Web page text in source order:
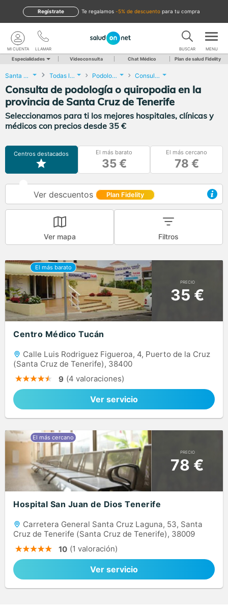
te regalamos -5% de descuento para tu compra
Regístrate
LLAMAR
MI CUENTA BUSCAR MENU
Especialidades Videoconsulta Chat Médico Plan de salud Fidelity
Santa Cruz de Tenerife Todas las localidades Podología Consulta de podología o quiropodia
Consulta de podología o quiropodia en la
provincia de Santa Cruz de Tenerife
Seleccionamos para ti los mejores hospitales, clínicas y
médicos con precios desde 35 €
Centros destacados El más barato
35 €
El más cercano
78 €
Ver descuentos Plan Fidelity
Ver mapa Filtros
PRECIO
35 €
Centro Médico Tucán
Calle Luis Rodriguez Figueroa, 4, Puerto de la Cruz
(Santa Cruz de Tenerife), 38400
9 (4 valoraciones)
Ver servicio
PRECIO
78 €
Hospital San Juan de Dios Tenerife
Carretera General Santa Cruz Laguna, 53, Santa
Cruz de Tenerife (Santa Cruz de Tenerife), 38009
10 (1 valoración)
Ver servicio